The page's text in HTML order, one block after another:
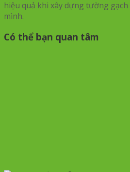
hiệu quả khi xây dựng tường
mình.
Có thể bạn quan tâm